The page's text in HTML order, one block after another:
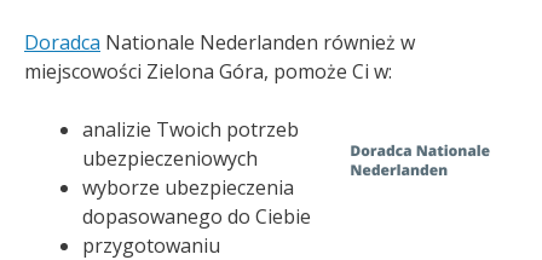
Doradca Nationale Nederlanden również w
miejscowości Zielona Góra, pomoże Ci w:
analizie Twoich potrzeb
ubezpieczeniowych
wyborze ubezpieczenia
dopasowanego do Ciebie
przygotowaniu